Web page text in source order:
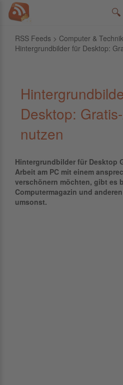
🔍
RSS Feeds > Computer & Technik
Hintergrundbilder für Desktop:
Desktop:
nutzen
Hintergrundbilder für Desktop
Arbeit am PC mit einem
verschönern möchten, gibt es
Computermagazin und
umsonst.